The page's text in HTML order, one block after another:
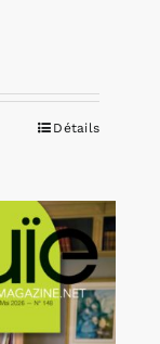
Détails